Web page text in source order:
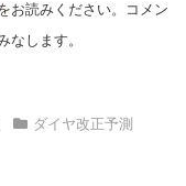
お読みください。コメン
なします。
ダイヤ改正予測